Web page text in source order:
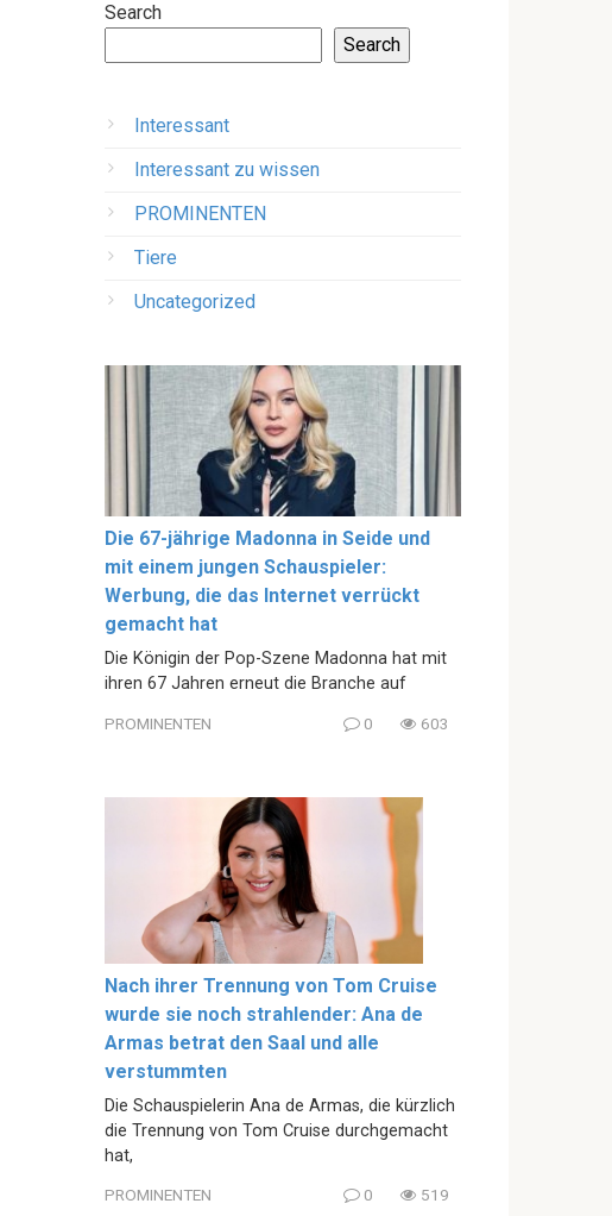
Search
Search
Interessant
Interessant zu wissen
PROMINENTEN
Tiere
Uncategorized
Die 67-jährige Madonna in Seide und
mit einem jungen Schauspieler:
Werbung, die das Internet verrückt
gemacht hat
Die Königin der Pop-Szene Madonna hat mit
ihren 67 Jahren erneut die Branche auf
PROMINENTEN 0 603
Nach ihrer Trennung von Tom Cruise
wurde sie noch strahlender: Ana de
Armas betrat den Saal und alle
verstummten
Die Schauspielerin Ana de Armas, die kürzlich
die Trennung von Tom Cruise durchgemacht
hat,
PROMINENTEN 0 519